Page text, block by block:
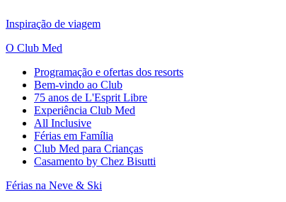
Inspiração de viagem
O Club Med
Programação e ofertas dos resorts
Bem-vindo ao Club
75 anos de L'Esprit Libre
Experiência Club Med
All Inclusive
Férias em Família
Club Med para Crianças
Casamento by Chez Bisutti
Férias na Neve & Ski